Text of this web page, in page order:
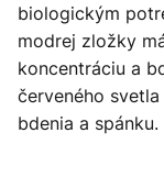
biologickým
modrej zložky
koncentráciu a
červeného
bdenia a spánku.